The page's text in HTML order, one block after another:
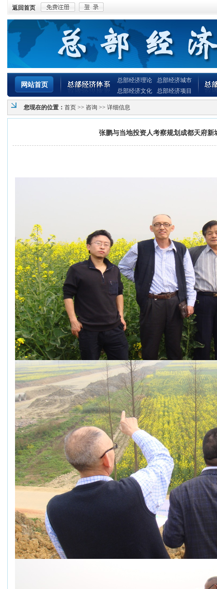
返回首页
网站首页
总部经济理论
总部经济文化
总部经济城市
总部经济项目
您现在的位置： 首页 >> 咨询 >> 详细信息
张鹏与当地投资人考察规划成都天府新